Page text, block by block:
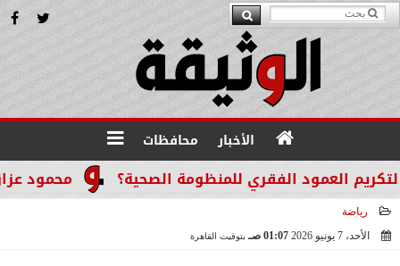
الأخبار محافظات
محمود عزازي: الفقري للمنظومة الصحية؟
رياضة
الأحد، 7 يونيو 2026
01:07 صـ بتوقيت القاهرة